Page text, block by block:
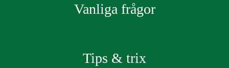
Vanliga frågor
Tips & trix